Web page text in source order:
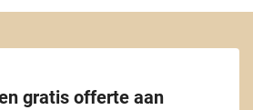
gratis offerte aan